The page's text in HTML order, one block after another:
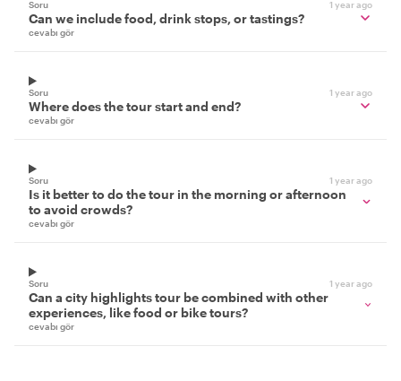
Soru 1 year ago
Can we include food, drink stops, or tastings?
cevabı gör
Soru 1 year ago
Where does the tour start and end?
cevabı gör
Soru 1 year ago
Is it better to do the tour in the morning or afternoon
to avoid crowds?
cevabı gör
Soru 1 year ago
Can a city highlights tour be combined with other
experiences, like food or bike tours?
cevabı gör